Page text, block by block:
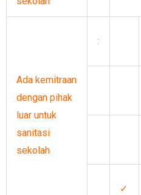
Ada kemitraan
dengan pihak
luar untuk
sanitasi
sekolah
:
✓